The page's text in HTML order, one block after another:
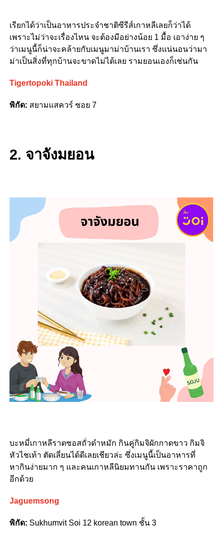
เรียกได้ว่าเป็นอาหารประจำชาติซีรีส์เกาหลีเลยก็ว่าได้
เพราะไม่ว่าจะเรื่องไหน จะต้องมีอย่างน้อย 1 มื้อ เอาง่าย ๆ
ว่าเมนูนี้ก็น่าจะคล้ายกับเมนูมาม่าบ้านเรา ซึ่งแน่นอนว่ามา
ม่าเป็นสิ่งที่ทุกบ้านจะขาดไม่ได้เลย รามยอนเองก็เช่นกัน
Tigertopoki Thailand
พิกัด: สยามแสควร์ ซอย 7
2. จาจังมยอน
บะหมี่เกาหลีราดซอสถั่วดำหมัก กินคู่กิมจิผักกาดขาว กิมจิ
หัวไชเท้า ตัดเลี่ยนได้ดีเลยเชียวล่ะ ซึ่งเมนูนี้เป็นอาหารที่
หากินง่ายมาก ๆ และคนเกาหลีนิยมทานกัน เพราะราคาถูก
อีกด้วย
Jaguemsong
พิกัด: Sukhumvit Soi 12 korean town ชั้น 3